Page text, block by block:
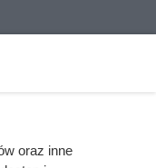
oraz inne